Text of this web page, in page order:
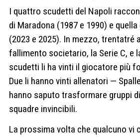
I quattro scudetti del Napoli
di Maradona (1987 e 1990) e
(2023 e 2025). In mezzo, trentatré
fallimento societario, la Serie C, e
scudetti li ha vinti il giocatore più
Due li hanno vinti allenatori —
hanno saputo trasformare gruppi
squadre invincibili.
La prossima volta che qualcuno vi